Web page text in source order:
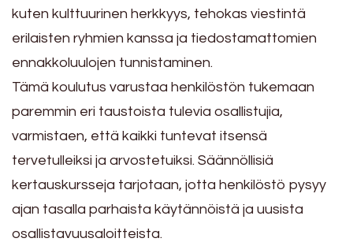
kuten kulttuurinen herkkyys, tehokas viestintä
erilaisten ryhmien kanssa ja tiedostamattomien
ennakkoluulojen tunnistaminen.
Tämä koulutus varustaa henkilöstön tukemaan
paremmin eri taustoista tulevia osallistujia,
varmistaen, että kaikki tuntevat itsensä
tervetulleiksi ja arvostetuiksi. Säännöllisiä
kertauskursseja tarjotaan, jotta henkilöstö pysyy
ajan tasalla parhaista käytännöistä ja uusista
osallistavuusaloitteista.